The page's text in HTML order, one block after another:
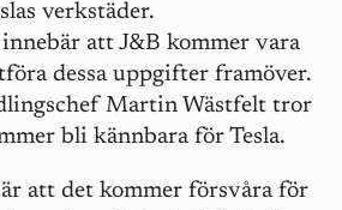
verkstäder.
att J&B kommer vara
dessa uppgifter framöver.
Martin Wästfelt tror
bli kännbara för Tesla.
att det kommer försvåra för